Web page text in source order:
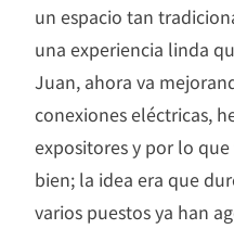
un espacio tan
una experiencia linda
Juan, ahora va
conexiones eléctricas,
expositores y por lo
bien; la idea era que
varios puestos ya han